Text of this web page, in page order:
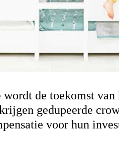
wordt de toekomst
gedupeerde
voor hun